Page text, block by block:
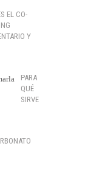
EL CO-
Y
PARA
QUÉ
SIRVE